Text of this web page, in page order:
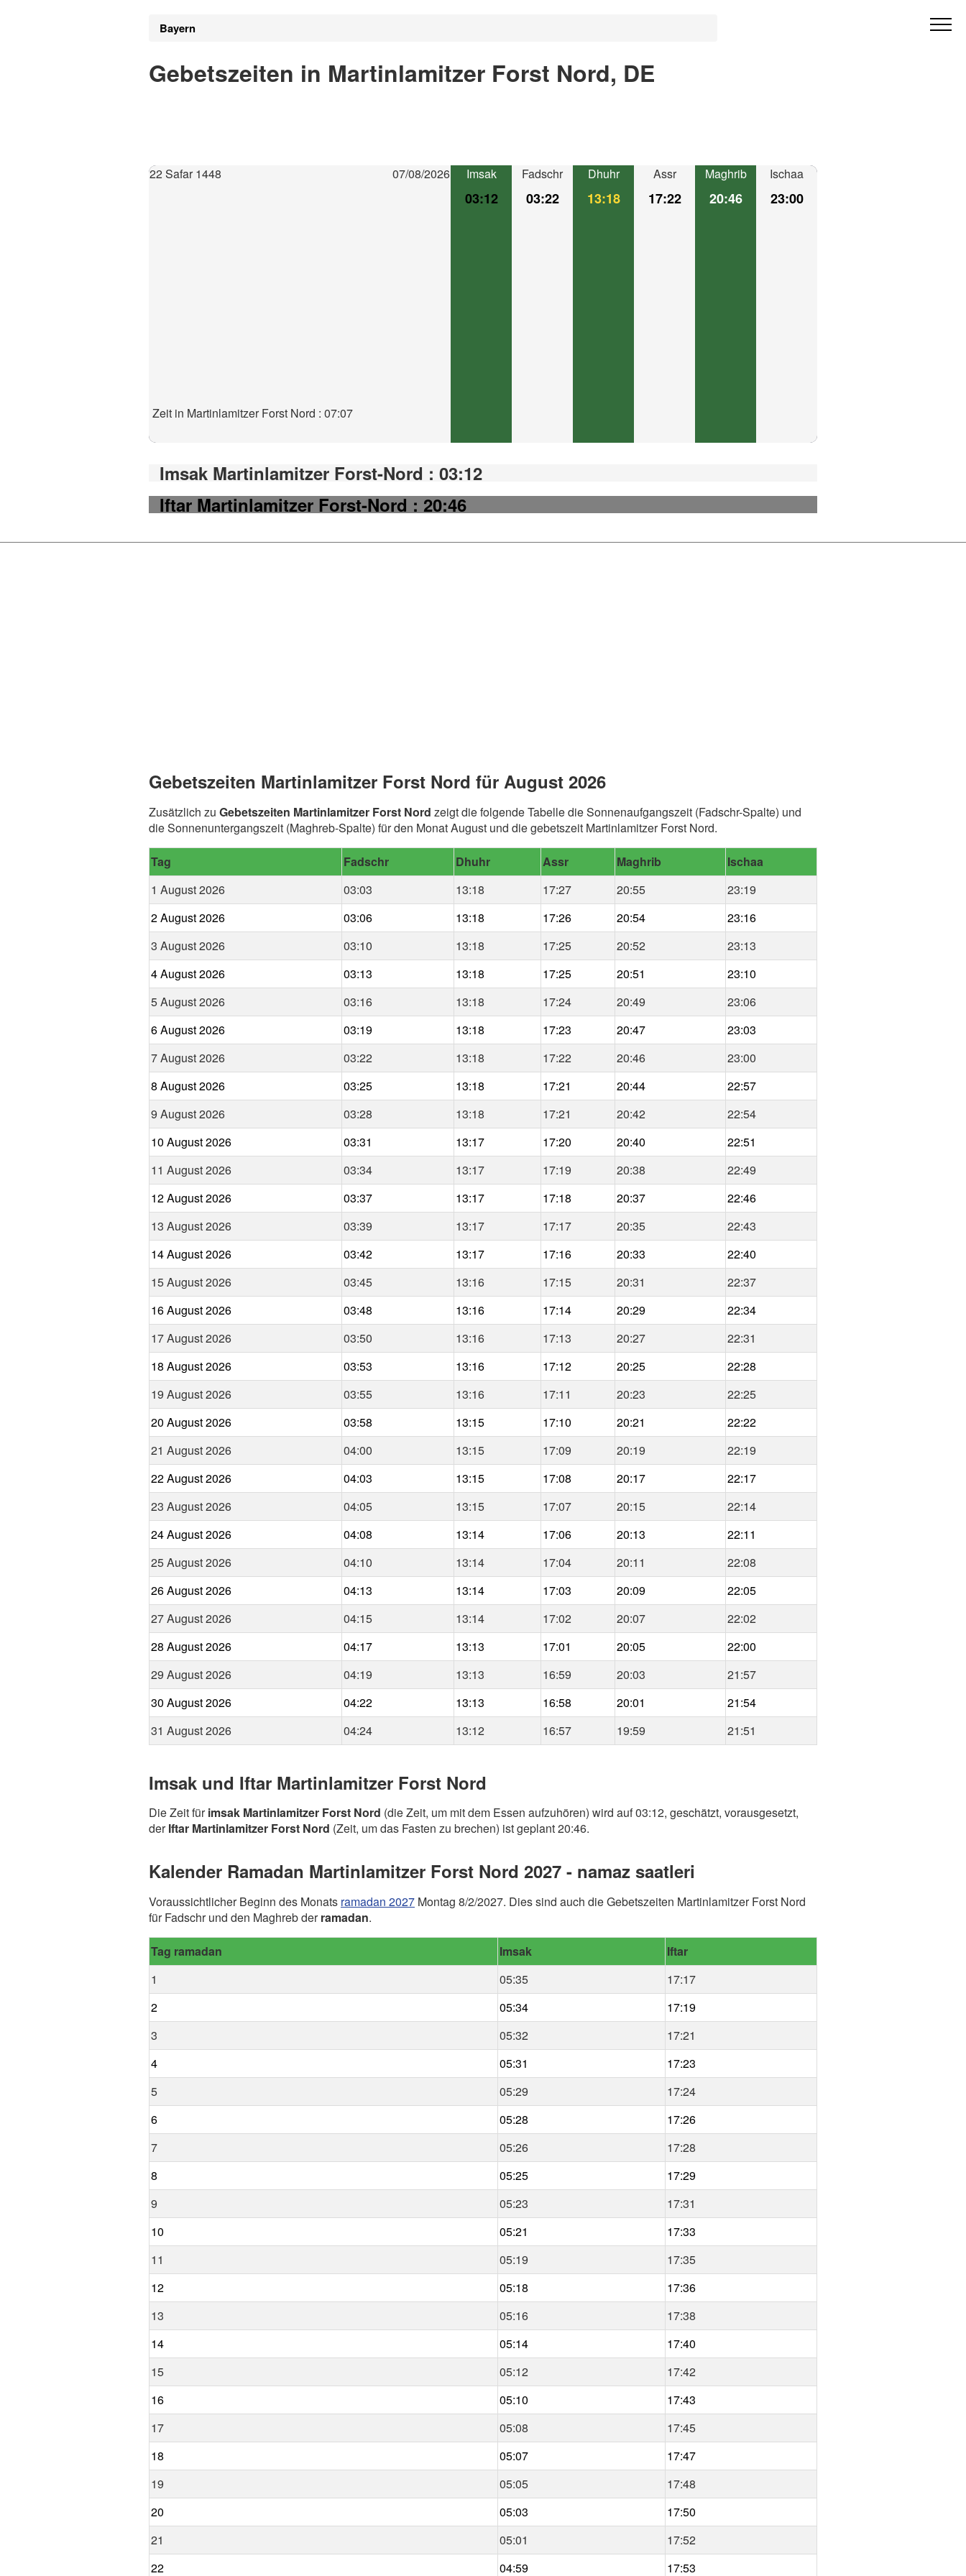
Bayern
Gebetszeiten in Martinlamitzer Forst Nord, DE
22 Safar 1448 07/08/2026
Zeit in Martinlamitzer Forst Nord : 07:07
Imsak
03:12
Fadschr
03:22
Dhuhr
13:18
Assr
17:22
Maghrib
20:46
Ischaa
23:00
Imsak Martinlamitzer Forst-Nord : 03:12
Iftar Martinlamitzer Forst-Nord : 20:46
Gebetszeiten Martinlamitzer Forst Nord für August 2026
Zusätzlich zu Gebetszeiten Martinlamitzer Forst Nord zeigt die folgende Tabelle die Sonnenaufgangszeit (Fadschr-Spalte) und
die Sonnenuntergangszeit (Maghreb-Spalte) für den Monat August und die gebetszeit Martinlamitzer Forst Nord.
Tag Fadschr Dhuhr Assr Maghrib
Ischaa
1 August 2026
03:03 13:18 17:27 20:55
23:19
2 August 2026
03:06 13:18 17:26 20:54
23:16
3 August 2026
03:10 13:18 17:25 20:52
23:13
4 August 2026
03:13 13:18 17:25 20:51
23:10
5 August 2026
03:16 13:18 17:24 20:49
23:06
6 August 2026
03:19 13:18 17:23 20:47
23:03
7 August 2026
03:22 13:18 17:22 20:46
23:00
8 August 2026
03:25 13:18 17:21 20:44
22:57
9 August 2026
03:28 13:18 17:21 20:42
22:54
10 August 2026
03:31 13:17 17:20 20:40
22:51
11 August 2026
03:34 13:17 17:19 20:38
22:49
12 August 2026
03:37 13:17 17:18 20:37
22:46
13 August 2026
03:39 13:17 17:17 20:35
22:43
14 August 2026
03:42 13:17 17:16 20:33
22:40
15 August 2026
03:45 13:16 17:15 20:31
22:37
16 August 2026
03:48 13:16 17:14 20:29
22:34
17 August 2026
03:50 13:16 17:13 20:27
22:31
18 August 2026
03:53 13:16 17:12 20:25
22:28
19 August 2026
03:55 13:16 17:11 20:23
22:25
20 August 2026
03:58 13:15 17:10 20:21
22:22
21 August 2026
04:00 13:15 17:09 20:19
22:19
22 August 2026
04:03 13:15 17:08 20:17
22:17
23 August 2026
04:05 13:15 17:07 20:15
22:14
24 August 2026
04:08 13:14 17:06 20:13
22:11
25 August 2026
04:10 13:14 17:04 20:11
22:08
26 August 2026
04:13 13:14 17:03 20:09
22:05
27 August 2026
04:15 13:14 17:02 20:07
22:02
28 August 2026
04:17 13:13 17:01 20:05
22:00
29 August 2026
04:19 13:13 16:59 20:03
21:57
30 August 2026
04:22 13:13 16:58 20:01
21:54
31 August 2026
04:24 13:12 16:57 19:59 21:51
Imsak und Iftar Martinlamitzer Forst Nord
Die Zeit fürimsak Martinlamitzer Forst Nord (die Zeit, um mit dem Essen aufzuhören) wird auf 03:12, geschätzt, vorausgesetzt,
derIftar Martinlamitzer Forst Nord (Zeit, um das Fasten zu brechen) ist geplant 20:46.
Kalender Ramadan Martinlamitzer Forst Nord 2027 - namaz saatleri
Voraussichtlicher Beginn des Monats ramadan 2027 Montag 8/2/2027. Dies sind auch die Gebetszeiten Martinlamitzer Forst Nord
für Fadschr und den Maghreb derramadan.
Tag ramadan Imsak
Iftar
1
05:35
17:17
2
05:34
17:19
3
05:32
17:21
4
05:31
17:23
5
05:29
17:24
6
05:28
17:26
7
05:26
17:28
8
05:25
17:29
9
05:23
17:31
10
05:21
17:33
11
05:19
17:35
12
05:18
17:36
13
05:16
17:38
14
05:14
17:40
15
05:12
17:42
16
05:10
17:43
17
05:08
17:45
18
05:07
17:47
19
05:05
17:48
20
05:03
17:50
21
05:01
17:52
22
04:59 17:53